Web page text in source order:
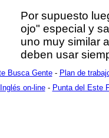
Por supuesto
ojo" especial y
uno muy similar
deben usar
Busca Gente- Plan de
Inglés on-line- Punta del Este